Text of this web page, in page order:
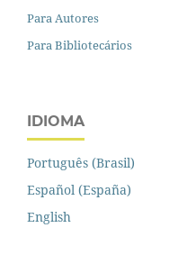
Para Autores
Para Bibliotecários
IDIOMA
Português (Brasil)
Español (España)
English